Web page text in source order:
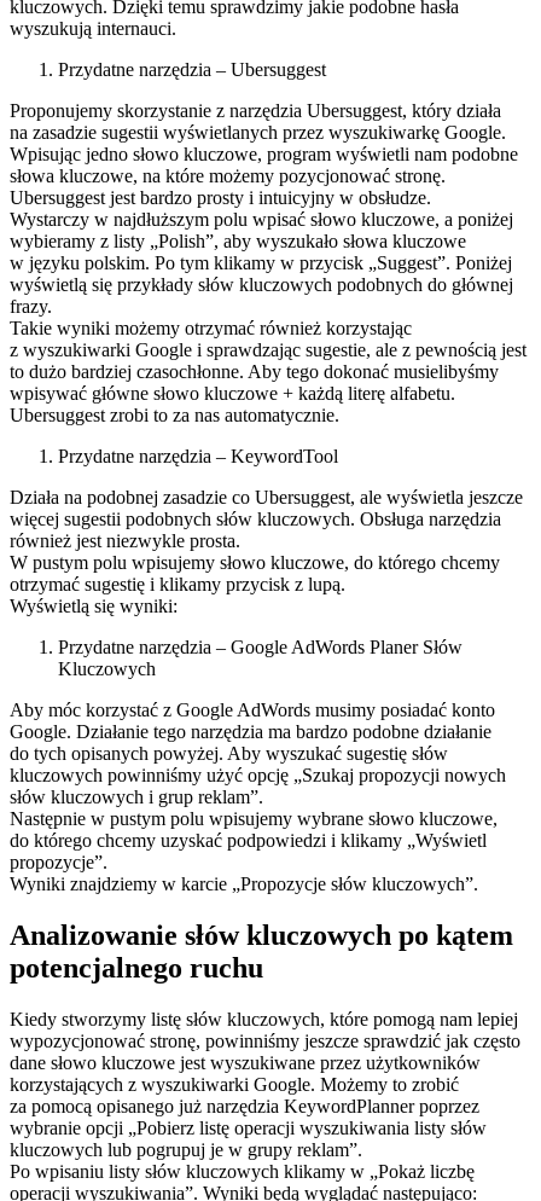
kluczowych. Dzięki temu sprawdzimy jakie podobne hasła
wyszukują internauci.
Przydatne narzędzia – Ubersuggest
Proponujemy skorzystanie z narzędzia Ubersuggest, który działa
na zasadzie sugestii wyświetlanych przez wyszukiwarkę Google.
Wpisując jedno słowo kluczowe, program wyświetli nam podobne
słowa kluczowe, na które możemy pozycjonować stronę.
Ubersuggest jest bardzo prosty i intuicyjny w obsłudze.
Wystarczy w najdłuższym polu wpisać słowo kluczowe, a poniżej
wybieramy z listy „Polish”, aby wyszukało słowa kluczowe
w języku polskim. Po tym klikamy w przycisk „Suggest”. Poniżej
wyświetlą się przykłady słów kluczowych podobnych do głównej
frazy.
Takie wyniki możemy otrzymać również korzystając
z wyszukiwarki Google i sprawdzając sugestie, ale z pewnością jest
to dużo bardziej czasochłonne. Aby tego dokonać musielibyśmy
wpisywać główne słowo kluczowe + każdą literę alfabetu.
Ubersuggest zrobi to za nas automatycznie.
Przydatne narzędzia – KeywordTool
Działa na podobnej zasadzie co Ubersuggest, ale wyświetla jeszcze
więcej sugestii podobnych słów kluczowych. Obsługa narzędzia
również jest niezwykle prosta.
W pustym polu wpisujemy słowo kluczowe, do którego chcemy
otrzymać sugestię i klikamy przycisk z lupą.
Wyświetlą się wyniki:
Przydatne narzędzia – Google AdWords Planer Słów
Kluczowych
Aby móc korzystać z Google AdWords musimy posiadać konto
Google. Działanie tego narzędzia ma bardzo podobne działanie
do tych opisanych powyżej. Aby wyszukać sugestię słów
kluczowych powinniśmy użyć opcję „Szukaj propozycji nowych
słów kluczowych i grup reklam”.
Następnie w pustym polu wpisujemy wybrane słowo kluczowe,
do którego chcemy uzyskać podpowiedzi i klikamy „Wyświetl
propozycje”.
Wyniki znajdziemy w karcie „Propozycje słów kluczowych”.
Analizowanie słów kluczowych po kątem
potencjalnego ruchu
Kiedy stworzymy listę słów kluczowych, które pomogą nam lepiej
wypozycjonować stronę, powinniśmy jeszcze sprawdzić jak często
dane słowo kluczowe jest wyszukiwane przez użytkowników
korzystających z wyszukiwarki Google. Możemy to zrobić
za pomocą opisanego już narzędzia KeywordPlanner poprzez
wybranie opcji „Pobierz listę operacji wyszukiwania listy słów
kluczowych lub pogrupuj je w grupy reklam”.
Po wpisaniu listy słów kluczowych klikamy w „Pokaż liczbę
operacji wyszukiwania”. Wyniki będą wyglądać następująco: